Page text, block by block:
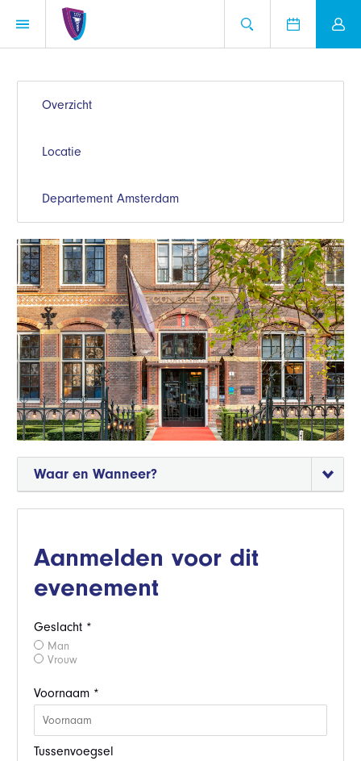
Overzicht
Locatie
Departement Amsterdam
Waar en Wanneer?
Aanmelden voor dit
evenement
Geslacht *
Man
Vrouw
Voornaam *
Tussenvoegsel